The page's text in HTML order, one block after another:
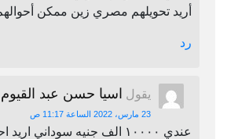
أريد تحويلهم مصري زين ممكن
رد
يقول اسيا حسن عبد
23 مارس، 2022 الساعة 11:17 ص
عندي ١٠٠٠٠ الف جنيه سوداني